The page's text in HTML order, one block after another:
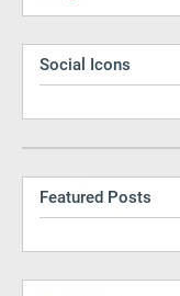
Social Icons
Featured Posts